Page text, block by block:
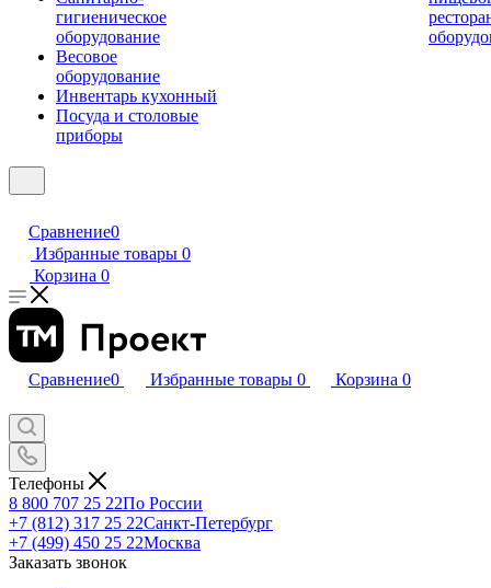
гигиеническое
оборудование
Весовое
оборудование
Инвентарь кухонный
Посуда и столовые
приборы
Сравнение0
Избранные товары 0
Корзина 0
Сравнение0 Избранные товары 0 Корзина 0
Телефоны
8 800 707 25 22По России
+7 (812) 317 25 22Санкт-Петербург
+7 (499) 450 25 22Москва
Заказать звонок